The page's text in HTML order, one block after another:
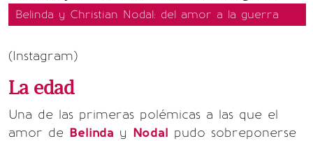
Belinda y Christian Nodal: del amor a la guerra
(Instagram)
La edad
Una de las primeras polémicas a las que el
amor de Belinda y Nodal pudo sobreponerse